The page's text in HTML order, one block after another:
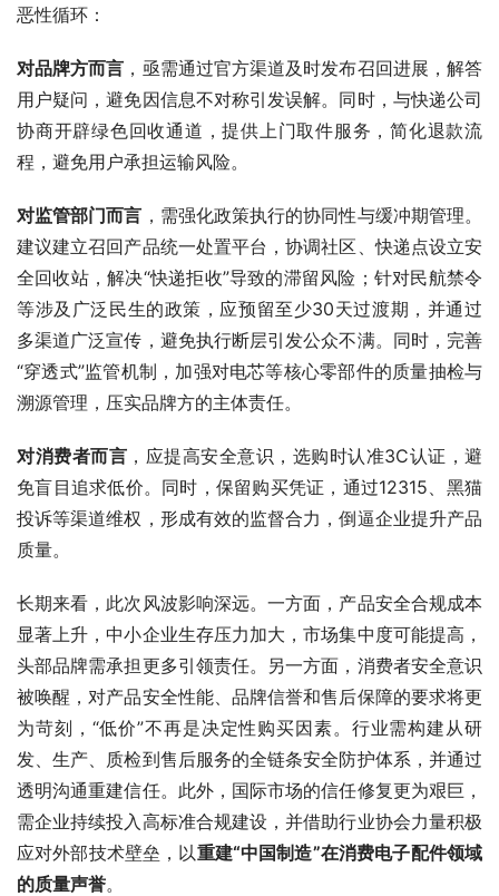
恶性循环：
对品牌方而言 ，亟需通过官方渠道及时发布召回进展，解答
用户疑问，避免因信息不对称引发误解。同时，与快递公司
协商开辟绿色回收通道，提供上门取件服务，简化退款流
程，避免用户承担运输风险。
对监管部门而言 ，需强化政策执行的协同性与缓冲期管理。
建议建立召回产品统一处置平台，协调社区、快递点设立安
全回收站，解决“快递拒收”导致的滞留风险；针对民航禁令
等涉及广泛民生的政策，应预留至少30天过渡期，并通过
多渠道广泛宣传，避免执行断层引发公众不满。同时，完善
“穿透式”监管机制，加强对电芯等核心零部件的质量抽检与
溯源管理，压实品牌方的主体责任。
对消费者而言 ，应提高安全意识，选购时认准3C认证，避
免盲目追求低价。同时，保留购买凭证，通过12315、黑猫
投诉等渠道维权，形成有效的监督合力，倒逼企业提升产品
质量。
长期来看，此次风波影响深远。一方面，产品安全合规成本
显著上升，中小企业生存压力加大，市场集中度可能提高，
头部品牌需承担更多引领责任。另一方面，消费者安全意识
被唤醒，对产品安全性能、品牌信誉和售后保障的要求将更
为苛刻，“低价”不再是决定性购买因素。行业需构建从研
发、生产、质检到售后服务的全链条安全防护体系，并通过
透明沟通重建信任。此外，国际市场的信任修复更为艰巨，
需企业持续投入高标准合规建设，并借助行业协会力量积极
应对外部技术壁垒，以重建“中国制造”在消费电子配件领域
的质量声誉。